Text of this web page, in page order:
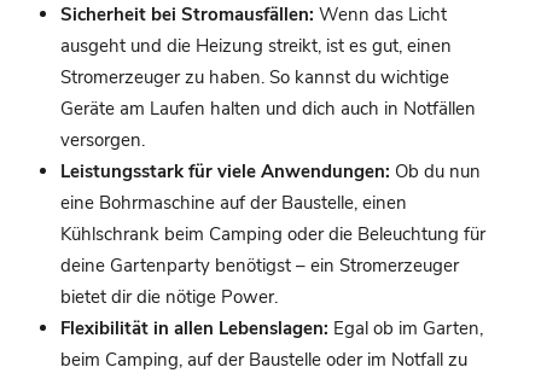
Sicherheit bei Stromausfällen: Wenn das Licht
ausgeht und die Heizung streikt, ist es gut, einen
Stromerzeuger zu haben. So kannst du wichtige
Geräte am Laufen halten und dich auch in Notfällen
versorgen.
Leistungsstark für viele Anwendungen: Ob du nun
eine Bohrmaschine auf der Baustelle, einen
Kühlschrank beim Camping oder die Beleuchtung für
deine Gartenparty benötigst – ein Stromerzeuger
bietet dir die nötige Power.
Flexibilität in allen Lebenslagen: Egal ob im Garten,
beim Camping, auf der Baustelle oder im Notfall zu